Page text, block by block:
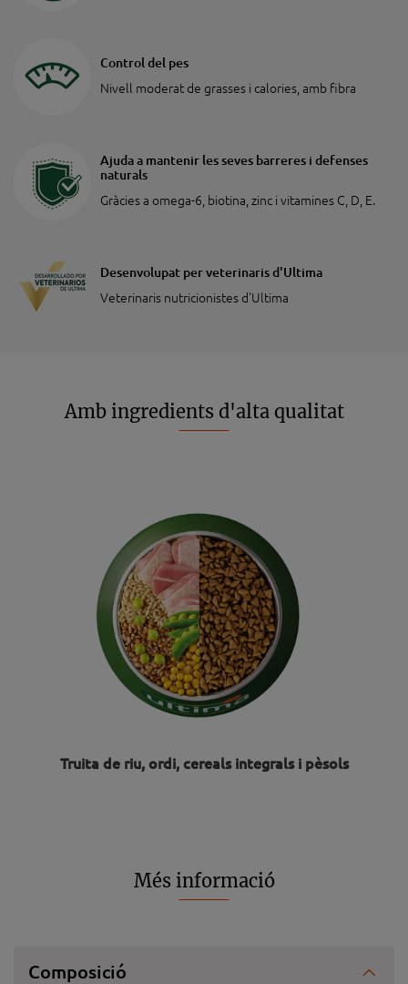
Control del pes
Nivell moderat de grasses i calories, amb fibra
Ajuda a mantenir les seves barreres i defenses
naturals
Gràcies a omega-6, biotina, zinc i vitamines C, D, E.
Desenvolupat per veterinaris d'Ultima
Veterinaris nutricionistes d'Ultima
Amb ingredients d'alta qualitat
Truita de riu, ordi, cereals integrals i pèsols
Més informació
Composició